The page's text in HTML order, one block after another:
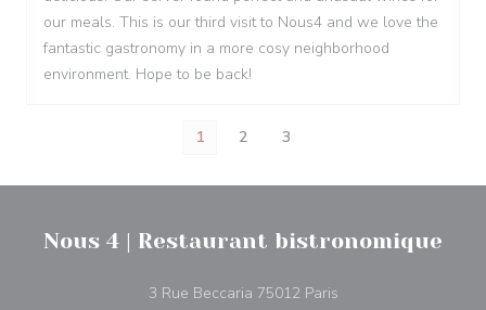
our meals. This is our third visit to Nous4 and we love the
fantastic gastronomy in a more cosy neighborhood
environment. Hope to be back!
1 2 3
Nous 4 | Restaurant bistronomique
3 Rue Beccaria 75012 Paris((在新窗口中打开))